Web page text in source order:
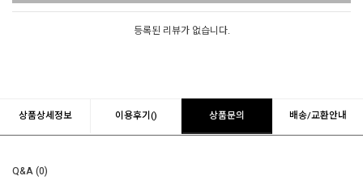
등록된 리뷰가 없습니다.
상품상세정보 이용후기() 상품문의 배송/교환안내
Q&A (0)